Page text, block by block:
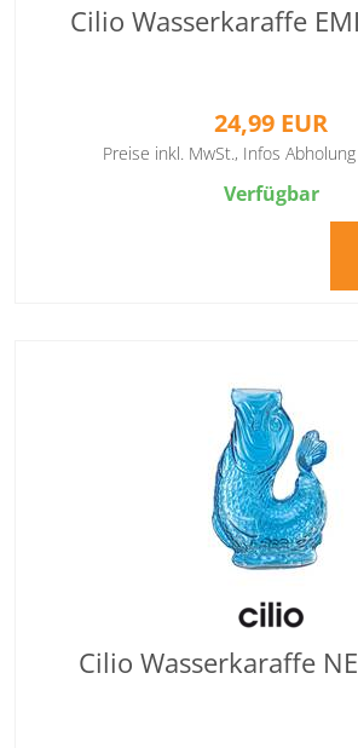
Cilio Wasserkaraffe
24,99 EUR
Preise inkl. MwSt., Infos
Verfügbar
Cilio Wasserkaraffe